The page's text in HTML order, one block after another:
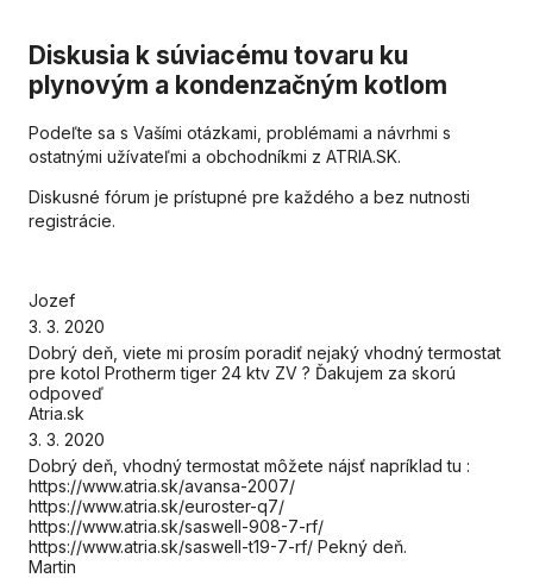
Diskusia k súviacému tovaru ku
plynovým a kondenzačným kotlom
Podeľte sa s Vašími otázkami, problémami a návrhmi s
ostatnými užívateľmi a obchodníkmi z ATRIA.SK.
Diskusné fórum je prístupné pre každého a bez nutnosti
registrácie.
Jozef
3. 3. 2020
Dobrý deň, viete mi prosím poradiť nejaký vhodný termostat
pre kotol Protherm tiger 24 ktv ZV ? Ďakujem za skorú
odpoveď
Atria.sk
3. 3. 2020
Dobrý deň, vhodný termostat môžete nájsť napríklad tu :
https://www.atria.sk/avansa-2007/
https://www.atria.sk/euroster-q7/
https://www.atria.sk/saswell-908-7-rf/
https://www.atria.sk/saswell-t19-7-rf/ Pekný deň.
Martin